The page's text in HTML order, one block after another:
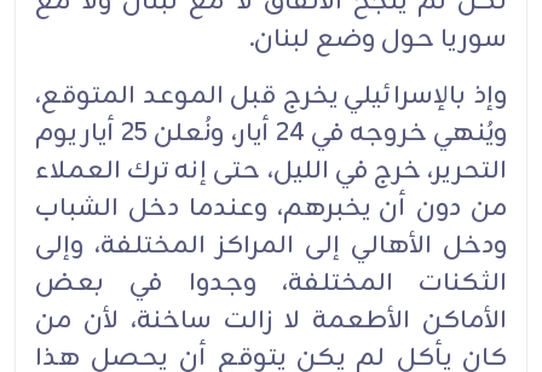
سوريا حول وضع لبنان. ‏
وإذ بالإسرائيلي يخرج قبل الموعد المتوقع،
ويُنهي خروجه في 24 أيار، ونُعلن 25 أيار يوم
التحرير، خرج ‏في الليل، حتى إنه ترك العملاء
من دون أن يخبرهم، وعندما دخل الشباب
ودخل الأهالي إلى المراكز ‏المختلفة، وإلى
الثكنات المختلفة، وجدوا في بعض
الأماكن الأطعمة لا زالت ساخنة، لأن من
كان يأكل لم ‏يكن يتوقع أن يحصل هذا